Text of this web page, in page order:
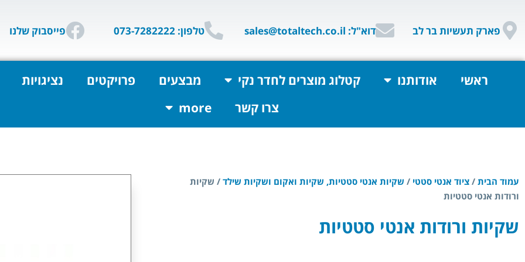
פארק תעשיות בר לב דוא"ל: sales@totaltech.co.il טלפון: 073-7282222 פייסבוק שלנו
ראשי אודותנו קטלוג מוצרים לחדר נקי מבצעים פרויקטים נציגויות
צרו קשר
more
עמוד הבית / ציוד אנטי סטטי / שקיות אנטי סטטיות, שקיות ואקום ושקיות שילד / שקיות
ורודות אנטי סטטיות
שקיות ורודות אנטי סטטיות